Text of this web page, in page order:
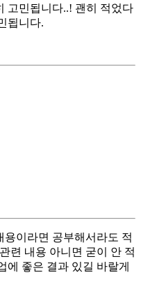
고민됩니다..! 괜히 적었다
됩니다.
이라면 공부해서라도 적
련 내용 아니면 굳이 안 적
에 좋은 결과 있길 바랄게